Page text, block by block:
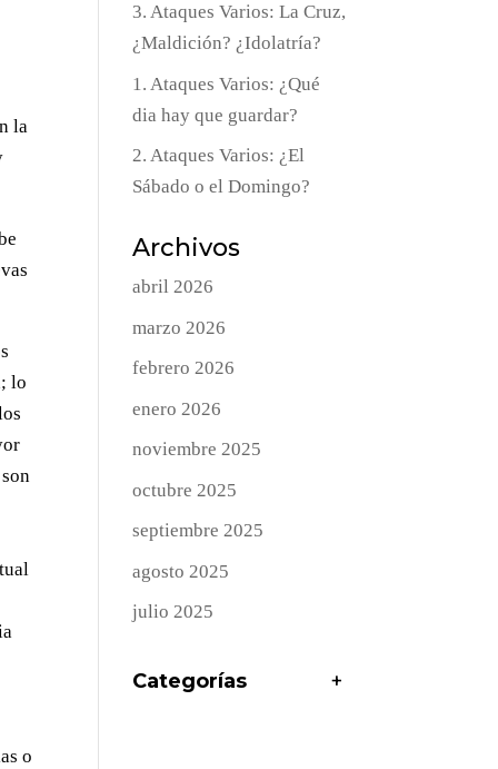
la
lo
o
3. Ataques Varios: La Cruz,
¿Maldición? ¿Idolatría?
1. Ataques Varios: ¿Qué
dia hay que guardar?
2. Ataques Varios: ¿El
Sábado o el Domingo?
Archivos
abril 2026
marzo 2026
febrero 2026
enero 2026
noviembre 2025
octubre 2025
septiembre 2025
agosto 2025
julio 2025
Categorías +